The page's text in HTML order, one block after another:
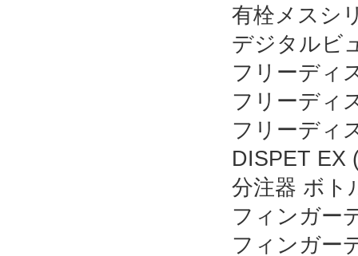
有栓メスシ
デジタルビ
フリーディ
フリーディ
フリーディ
DISPET EX
分注器 ボト
フィンガー
フィンガー